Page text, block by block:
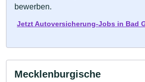
bewerben.
Jetzt Autoversicherung-Jobs in Bad
Mecklenburgische